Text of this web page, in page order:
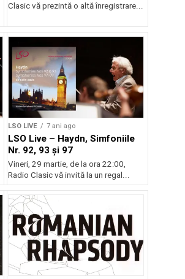
Clasic vă prezintă o altă înregistrare...
LSO LIVE 7 ani ago
LSO Live – Haydn, Simfoniile
Nr. 92, 93 și 97
Vineri, 29 martie, de la ora 22:00,
Radio Clasic vă invită la un regal...